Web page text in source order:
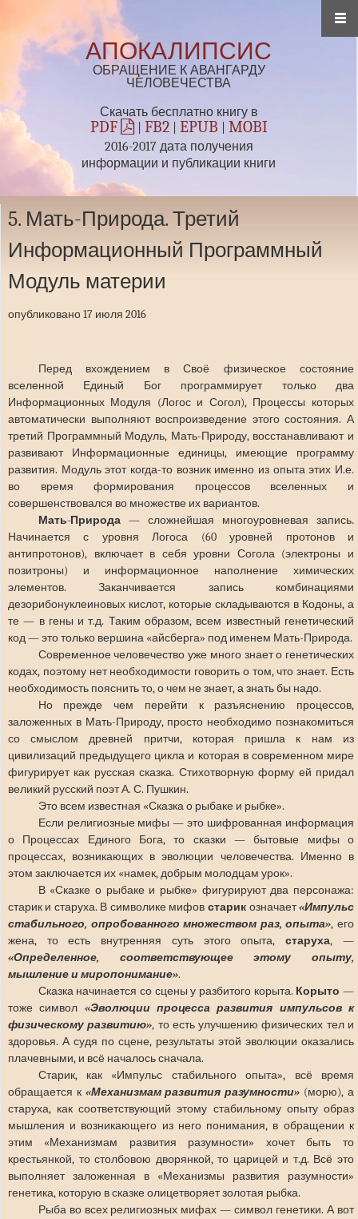
АПОКАЛИПСИС
ОБРАЩЕНИЕ К АВАНГАРДУ
ЧЕЛОВЕЧЕСТВА
Скачать бесплатно книгу в
PDF FB2| EPUB MOBI
2016-2017 дата получения
информации и публикации книги
5. Мать-Природа. Третий
Информационный Программный
Модуль материи
опубликовано 17 июля 2016
Перед вхождением в Своё физическое состояние
вселенной Единый Бог программирует только два
Информационных Модуля (Логос и Согол), Процессы которых
автоматически выполняют воспроизведение этого состояния. А
третий Программный Модуль, Мать-Природу, восстанавливают и
развивают Информационные единицы, имеющие программу
развития. Модуль этот когда-то возник именно из опыта этих И.е.
во время формирования процессов вселенных и
совершенствовался во множестве их вариантов.
Мать-Природа — сложнейшая многоуровневая запись.
Начинается с уровня Логоса (60 уровней протонов и
антипротонов), включает в себя уровни Согола (электроны и
позитроны) и информационное наполнение химических
элементов. Заканчивается запись комбинациями
дезорибонуклеиновых кислот, которые складываются в Кодоны, а
те — в гены и т.д. Таким образом, всем известный генетический
код — это только вершина «айсберга» под именем Мать-Природа.
Современное человечество уже много знает о генетических
кодах, поэтому нет необходимости говорить о том, что знает. Есть
необходимость пояснить то, о чем не знает, а знать бы надо.
Но прежде чем перейти к разъяснению процессов,
заложенных в Мать-Природу, просто необходимо познакомиться
со смыслом древней притчи, которая пришла к нам из
цивилизаций предыдущего цикла и которая в современном мире
фигурирует как русская сказка. Стихотворную форму ей придал
великий русский поэт А. С. Пушкин.
Это всем известная «Сказка о рыбаке и рыбке».
Если религиозные мифы — это шифрованная информация
о Процессах Единого Бога, то сказки — бытовые мифы о
процессах, возникающих в эволюции человечества. Именно в
этом заключается их «намек, добрым молодцам урок».
В «Сказке о рыбаке и рыбке» фигурируют два персонажа:
старик и старуха. В символике мифов старик означает«Импульс
стабильного, опробованного множеством раз, опыта», его
жена, то есть внутренняя суть этого опыта,старуха, —
«Определенное, соответствующее этому опыту,
мышление и миропонимание».
Сказка начинается со сцены у разбитого корыта. Корыто—
тоже символ «Эволюции процесса развития импульсов к
физическому развитию», то есть улучшению физических тел и
здоровья. А судя по сцене, результаты этой эволюции оказались
плачевными, и всё началось сначала.
Старик, как «Импульс стабильного опыта», всё время
обращается к «Механизмам развития разумности» (морю), а
старуха, как соответствующий этому стабильному опыту образ
мышления и возникающего из него понимания, в обращении к
этим «Механизмам развития разумности» хочет быть то
крестьянкой, то столбовою дворянкой, то царицей и т.д. Всё это
выполняет заложенная в «Механизмы развития разумности»
генетика, которую в сказке олицетворяет золотая рыбка.
Рыба во всех религиозных мифах — символ генетики. А вот